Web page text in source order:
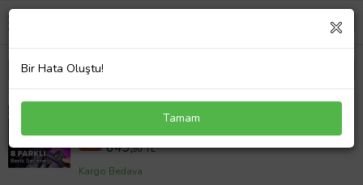
Honda Crv Uyumlu Ayak Altı Aydınlatma
%7 700,00 TL
649,90 TL
Kargo Bedava
Bir Hata Oluştu!
Tamam